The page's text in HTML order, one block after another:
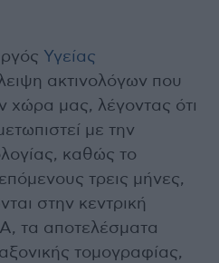
Υγείας
ακτινολόγων που
χώρα μας, λέγοντας ότι
με την
καθώς το
τρεις μήνες,
στην κεντρική
τα αποτελέσματα
τομογραφίας,